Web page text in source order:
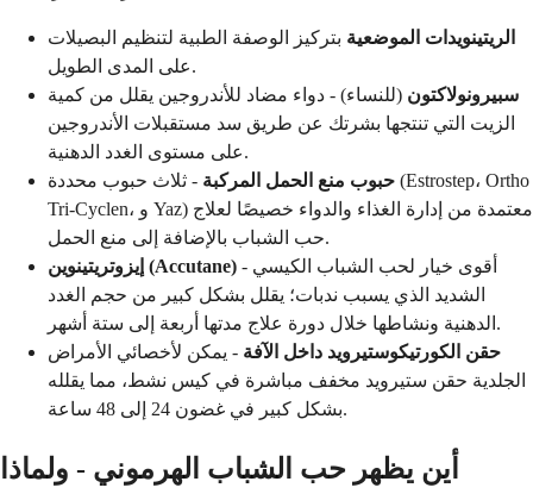
الريتينويدات الموضعية بتركيز الوصفة الطبية لتنظيم البصيلات
على المدى الطويل.
سبيرونولاكتون (للنساء) - دواء مضاد للأندروجين يقلل من كمية
الزيت التي تنتجها بشرتك عن طريق سد مستقبلات الأندروجين
على مستوى الغدد الدهنية.
حبوب منع الحمل المركبة - ثلاث حبوب محددة (Estrostep، Ortho
Tri-Cyclen، و Yaz) معتمدة من إدارة الغذاء والدواء خصيصًا لعلاج
حب الشباب بالإضافة إلى منع الحمل.
إيزوتريتينوين (Accutane) - أقوى خيار لحب الشباب الكيسي
الشديد الذي يسبب ندبات؛ يقلل بشكل كبير من حجم الغدد
الدهنية ونشاطها خلال دورة علاج مدتها أربعة إلى ستة أشهر.
حقن الكورتيكوستيرويد داخل الآفة - يمكن لأخصائي الأمراض
الجلدية حقن ستيرويد مخفف مباشرة في كيس نشط، مما يقلله
بشكل كبير في غضون 24 إلى 48 ساعة.
أين يظهر حب الشباب الهرموني - ولماذا